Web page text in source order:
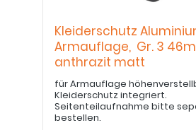
Kleiderschutz
Armauflage, Gr. 3
anthrazit matt
für Armauflage
Kleiderschutz integriert.
Seitenteilaufnahme bitte
bestellen.